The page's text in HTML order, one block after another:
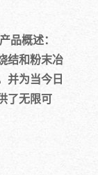
品概述：
结和粉末冶
并为当今日
了无限可